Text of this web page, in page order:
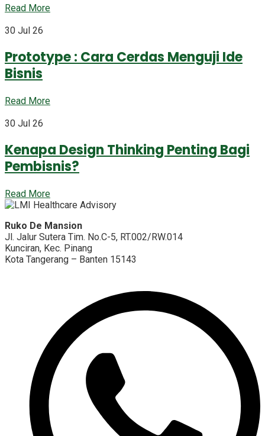
Read More
30 Jul 26
Prototype : Cara Cerdas Menguji Ide
Bisnis
Read More
30 Jul 26
Kenapa Design Thinking Penting Bagi
Pembisnis?
Read More
Ruko De Mansion
Jl. Jalur Sutera Tim. No.C-5, RT.002/RW.014
Kunciran, Kec. Pinang
Kota Tangerang – Banten 15143